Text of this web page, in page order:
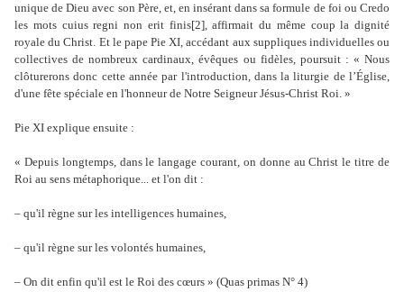
unique de Dieu avec son Père, et, en insérant dans sa formule de foi ou Credo
les mots cuius regni non erit finis[2], affirmait du même coup la dignité
royale du Christ. Et le pape Pie XI, accédant aux suppliques individuelles ou
collectives de nombreux cardinaux, évêques ou fidèles, poursuit : « Nous
clôturerons donc cette année par l'introduction, dans la liturgie de l’Église,
d'une fête spéciale en l'honneur de Notre Seigneur Jésus-Christ Roi. »
Pie XI explique ensuite :
« Depuis longtemps, dans le langage courant, on donne au Christ le titre de
Roi au sens métaphorique... et l'on dit :
– qu'il règne sur les intelligences humaines,
– qu'il règne sur les volontés humaines,
– On dit enfin qu'il est le Roi des cœurs » (Quas primas N° 4)